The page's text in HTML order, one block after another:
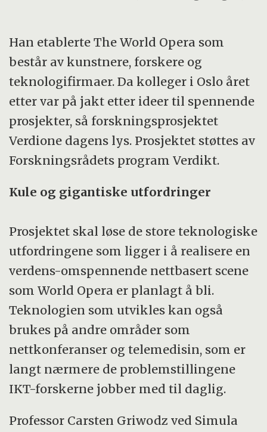
Han etablerte The World Opera som
består av kunstnere, forskere og
teknologifirmaer. Da kolleger i Oslo året
etter var på jakt etter ideer til spennende
prosjekter, så forskningsprosjektet
Verdione dagens lys. Prosjektet støttes av
Forskningsrådets program Verdikt.
Kule og gigantiske utfordringer
Prosjektet skal løse de store teknologiske
utfordringene som ligger i å realisere en
verdens-omspennende nettbasert scene
som World Opera er planlagt å bli.
Teknologien som utvikles kan også
brukes på andre områder som
nettkonferanser og telemedisin, som er
langt nærmere de problemstillingene
IKT-forskerne jobber med til daglig.
Professor Carsten Griwodz ved Simula